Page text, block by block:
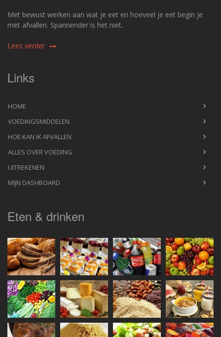
Met bewust werken aan wat je eet en hoeveel je eet begin je
met afvallen. Spannender is het niet.
Lees verder
Links
HOME
VOEDINGSMIDDELEN
HOE KAN IK AFVALLEN
ALLES OVER VOEDING
UITREKENEN
MIJN DASHBOARD
Eten & drinken